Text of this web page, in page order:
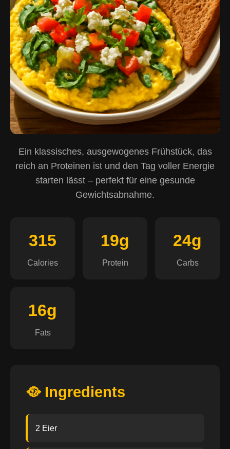
Ein klassisches, ausgewogenes Frühstück, das
reich an Proteinen ist und den Tag voller Energie
starten lässt – perfekt für eine gesunde
Gewichtsabnahme.
315
Calories
19g
Protein
24g
Carbs
16g
Fats
🥘 Ingredients
2 Eier